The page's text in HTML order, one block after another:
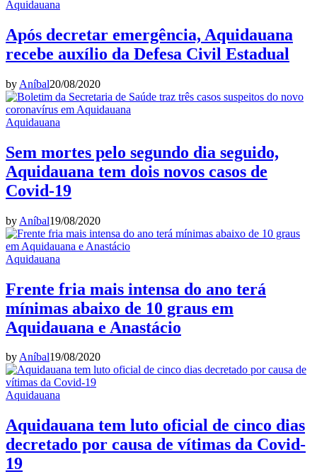
Aquidauana
Após decretar emergência, Aquidauana
recebe auxílio da Defesa Civil Estadual
by Aníbal20/08/2020
Aquidauana
Sem mortes pelo segundo dia seguido,
Aquidauana tem dois novos casos de
Covid-19
by Aníbal19/08/2020
Aquidauana
Frente fria mais intensa do ano terá
mínimas abaixo de 10 graus em
Aquidauana e Anastácio
byAníbal19/08/2020
Aquidauana
Aquidauana tem luto oficial de cinco dias
decretado por causa de vítimas da Covid-
19